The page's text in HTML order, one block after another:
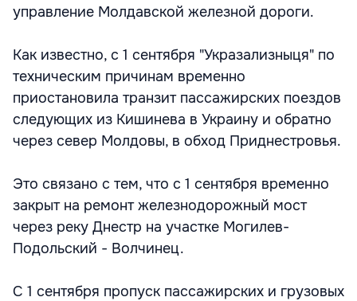
управление Молдавской железной дороги.
Как известно, с 1 сентября "Укразализныця" по
техническим причинам временно
приостановила транзит пассажирских поездов
следующих из Кишинева в Украину и обратно
через север Молдовы, в обход Приднестровья.
Это связано с тем, что с 1 сентября временно
закрыт на ремонт железнодорожный мост
через реку Днестр на участке Могилев-
Подольский - Волчинец.
С 1 сентября пропуск пассажирских и грузовых